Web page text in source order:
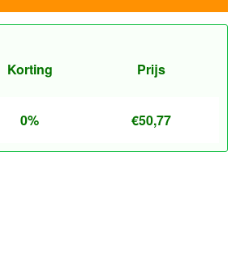
Korting Prijs
0% €50,77